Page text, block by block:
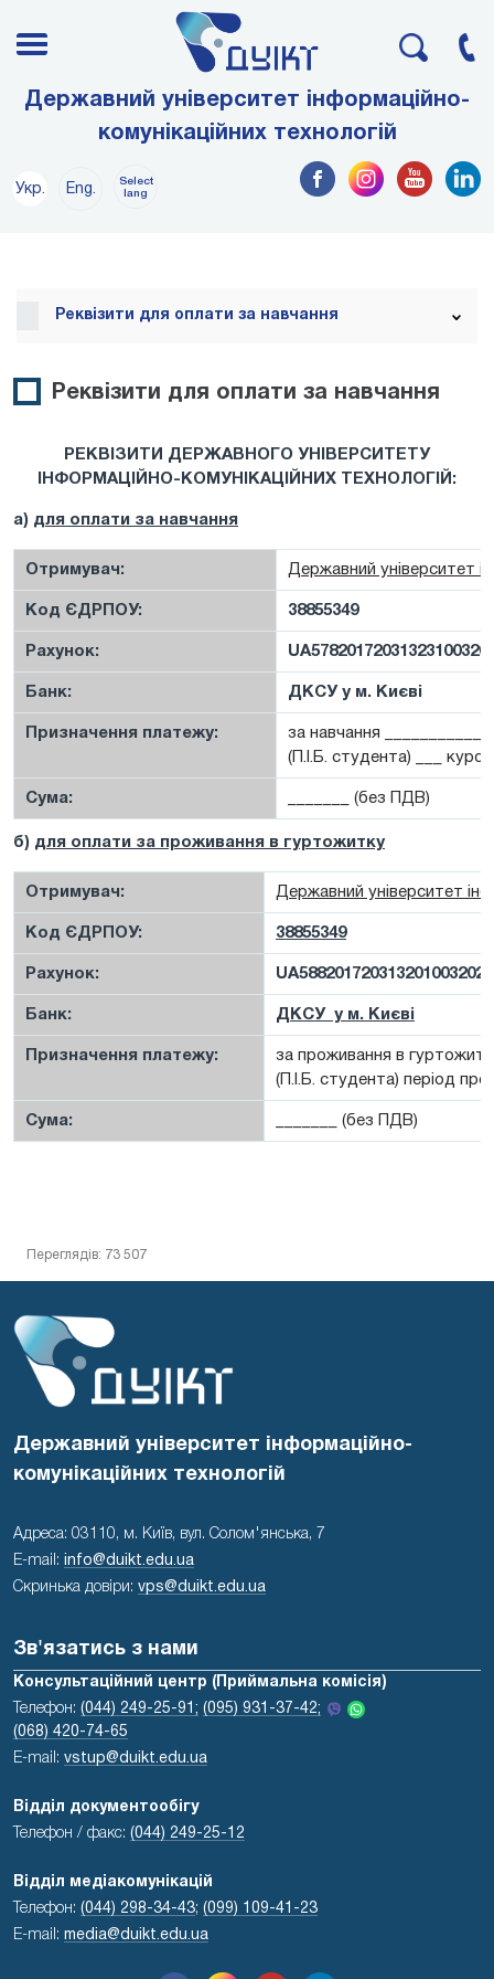
Державний університет інформаційно-
комунікаційних технологій
Укр. Eng.
Select
lang
Реквізити для оплати за навчання
Реквізити для оплати за навчання
РЕКВІЗИТИ ДЕРЖАВНОГО УНІВЕРСИТЕТУ
ІНФОРМАЦІЙНО-КОМУНІКАЦІЙНИХ ТЕХНОЛОГІЙ:
а) для оплати за навчання
Отримувач: Державний університет
Код ЄДРПОУ: 38855349
Рахунок:
Банк: ДКСУ у м. Києві
Призначення платежу:
за навчання
(П.І.Б. студента) ___ курс
Сума: _______ (без ПДВ)
б) для оплати за проживання в гуртожитку
Отримувач: Державний університет
Код ЄДРПОУ: 38855349
Рахунок:
Банк: ДКСУ у м. Києві
Призначення платежу:
за проживання в
(П.І.Б. студента) період
Сума: _______ (без ПДВ)
Переглядів: 73 507
Державний університет інформаційно-
комунікаційних технологій
Адреса: 03110, м. Київ, вул. Солом'янська, 7
E-mail:
info@duikt.edu.ua
Скринька довіри: vps@duikt.edu.ua
Зв'язатись з нами
Консультаційний центр (Приймальна комісія)
Телефон: (044) 249-25-91; (095) 931-37-42;
(068) 420-74-65
E-mail: vstup@duikt.edu.ua
Відділ документообігу
Телефон / факс: (044) 249-25-12
Відділ медіакомунікацій
Телефон: (044) 298-34-43; (099) 109-41-23
E-mail: media@duikt.edu.ua